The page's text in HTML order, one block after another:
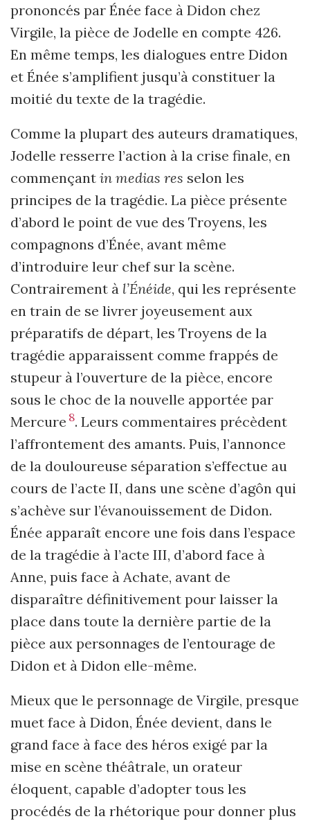
prononcés par Énée face à Didon chez
Virgile, la pièce de Jodelle en compte 426.
En même temps, les dialogues entre Didon
et Énée s’amplifient jusqu’à constituer la
moitié du texte de la tragédie.
Comme la plupart des auteurs dramatiques,
Jodelle resserre l’action à la crise finale, en
commençant in medias res selon les
principes de la tragédie. La pièce présente
d’abord le point de vue des Troyens, les
compagnons d’Énée, avant même
d’introduire leur chef sur la scène.
Contrairement à l’Énéide, qui les représente
en train de se livrer joyeusement aux
préparatifs de départ, les Troyens de la
tragédie apparaissent comme frappés de
stupeur à l’ouverture de la pièce, encore
sous le choc de la nouvelle apportée par
Mercure 8. Leurs commentaires précèdent
l’affrontement des amants. Puis, l’annonce
de la douloureuse séparation s’effectue au
cours de l’acte II, dans une scène d’agôn qui
s’achève sur l’évanouissement de Didon.
Énée apparaît encore une fois dans l’espace
de la tragédie à l’acte III, d’abord face à
Anne, puis face à Achate, avant de
disparaître définitivement pour laisser la
place dans toute la dernière partie de la
pièce aux personnages de l’entourage de
Didon et à Didon elle-même.
Mieux que le personnage de Virgile, presque
muet face à Didon, Énée devient, dans le
grand face à face des héros exigé par la
mise en scène théâtrale, un orateur
éloquent, capable d’adopter tous les
procédés de la rhétorique pour donner plus